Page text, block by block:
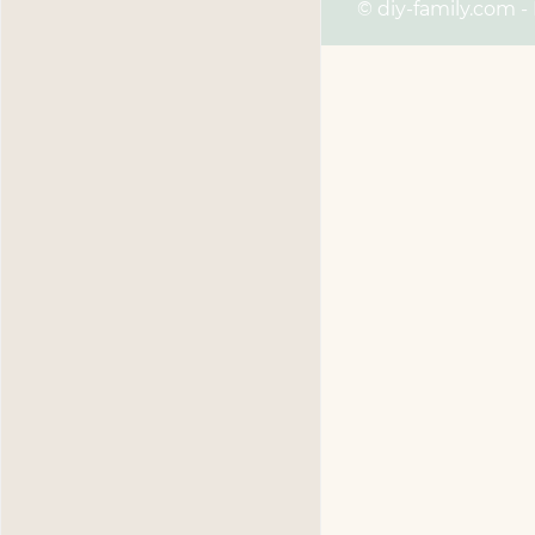
© diy-family.com -